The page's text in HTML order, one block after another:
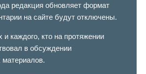
редакция обновляет формат
на сайте будут отключены.
и каждого, кто на протяжении
в обсуждении